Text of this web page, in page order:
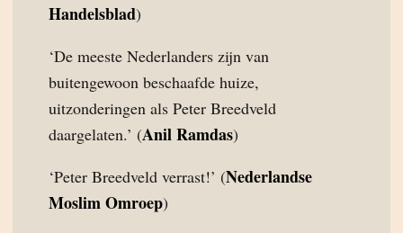
Handelsblad)
‘De meeste Nederlanders zijn van
buitengewoon beschaafde huize,
uitzonderingen als Peter Breedveld
daargelaten.’ (Anil Ramdas)
‘Peter Breedveld verrast!’ (Nederlandse
Moslim Omroep)